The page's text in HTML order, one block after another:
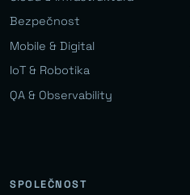
Bezpečnost
Mobile & Digital
IoT & Robotika
QA & Observability
SPOLEČNOST